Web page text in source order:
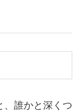
、誰かと深くつ